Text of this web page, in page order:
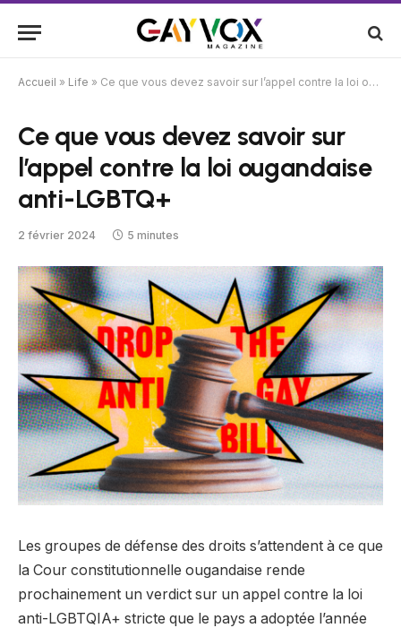
Accueil » Life » Ce que vous devez savoir sur l’appel contre la loi ougandaise anti-LGBTQ+
Ce que vous devez savoir sur
l’appel contre la loi ougandaise
anti-LGBTQ+
2 février 2024 5 minutes
Les groupes de défense des droits s’attendent à ce que
la Cour constitutionnelle ougandaise rende
prochainement un verdict sur un appel contre la loi
anti-LGBTQIA+ stricte que le pays a adoptée l’année